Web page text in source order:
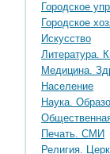
Городское
Городское
Искусство
Литература.
Медицина.
Население
Наука.
Печать. СМИ
Религия.